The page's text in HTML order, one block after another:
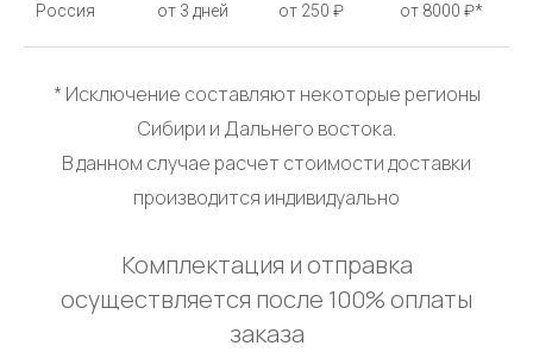
Россия от 3 дней от 250 ₽ от 8000 ₽*
* Исключение составляют некоторые регионы
Сибири и Дальнего востока.
В данном случае расчет стоимости доставки
производится индивидуально
Комплектация и отправка
осуществляется после 100% оплаты
заказа